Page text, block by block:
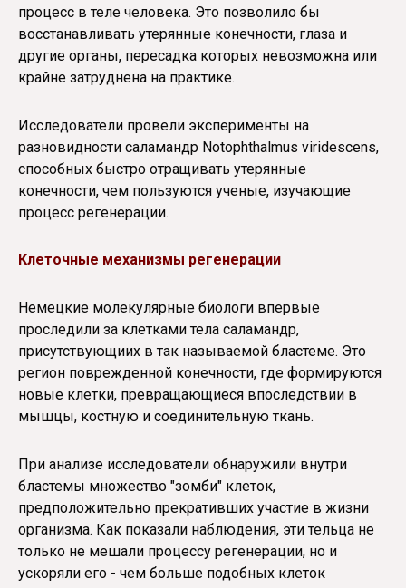
процесс в теле человека. Это позволило бы
восстанавливать утерянные конечности, глаза и
другие органы, пересадка которых невозможна или
крайне затруднена на практике.
Исследователи провели эксперименты на
разновидности саламандр Notophthalmus viridescens,
способных быстро отращивать утерянные
конечности, чем пользуются ученые, изучающие
процесс регенерации.
Клеточные механизмы регенерации
Немецкие молекулярные биологи впервые
проследили за клетками тела саламандр,
присутствующиих в так называемой бластеме. Это
регион поврежденной конечности, где формируются
новые клетки, превращающиеся впоследствии в
мышцы, костную и соединительную ткань.
При анализе исследователи обнаружили внутри
бластемы множество "зомби" клеток,
предположительно прекративших участие в жизни
организма. Как показали наблюдения, эти тельца не
только не мешали процессу регенерации, но и
ускоряли его - чем больше подобных клеток